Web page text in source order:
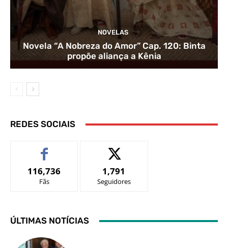
NOVELAS
Novela “A Nobreza do Amor” Cap. 120: Binta
propõe aliança a Kênia
REDES SOCIAIS
116,736
Fãs
1,791
Seguidores
ÚLTIMAS NOTÍCIAS